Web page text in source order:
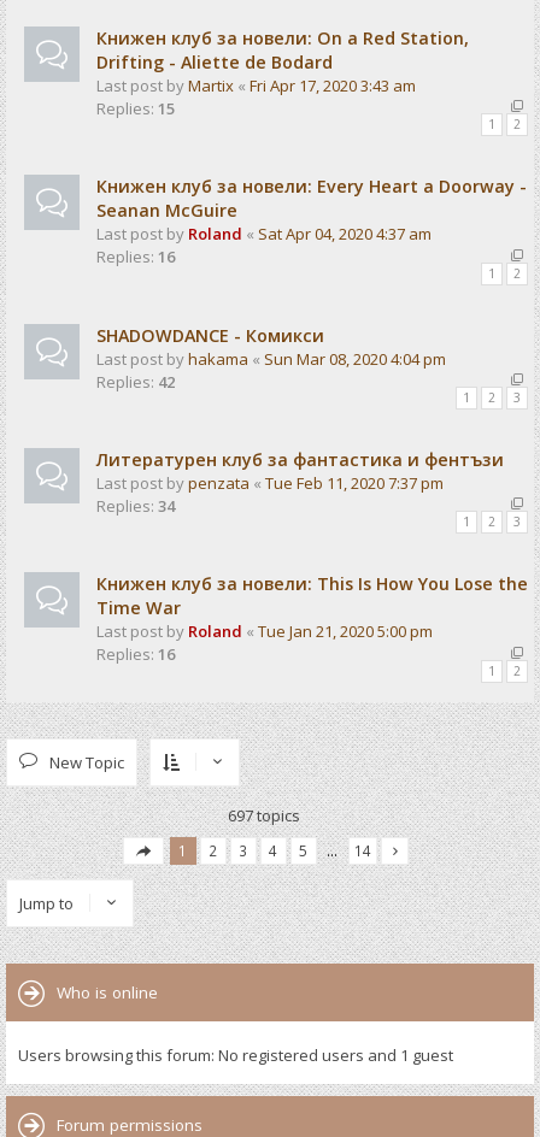
Книжен клуб за новели: On a Red Station,
Drifting - Aliette de Bodard
Last post byMartix « Fri Apr 17, 2020 3:43 am
Replies: 15
1 2
Книжен клуб за новели: Every Heart a Doorway -
Seanan McGuire
Last post by Roland « Sat Apr 04, 2020 4:37 am
Replies: 16
1 2
SHADOWDANCE - Комикси
Last post byhakama « Sun Mar 08, 2020 4:04 pm
Replies: 42
1 2 3
Литературен клуб за фантастика и фентъзи
Last post bypenzata « Tue Feb 11, 2020 7:37 pm
Replies: 34
1 2 3
Книжен клуб за новели: This Is How You Lose the
Time War
Last post by Roland « Tue Jan 21, 2020 5:00 pm
Replies: 16
1 2
New Topic
697 topics
1 2 3 4 5 … 14
Jump to
Who is online
Users browsing this forum: No registered users and 1 guest
Forum permissions